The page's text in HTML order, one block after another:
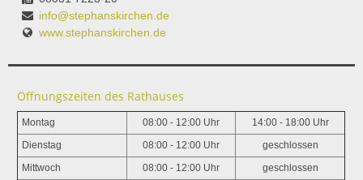
info@stephanskirchen.de
www.stephanskirchen.de
Öffnungszeiten des Rathauses
Montag 08:00 - 12:00 Uhr 14:00 - 18:00 Uhr
Dienstag 08:00 - 12:00 Uhr geschlossen
Mittwoch 08:00 - 12:00 Uhr geschlossen